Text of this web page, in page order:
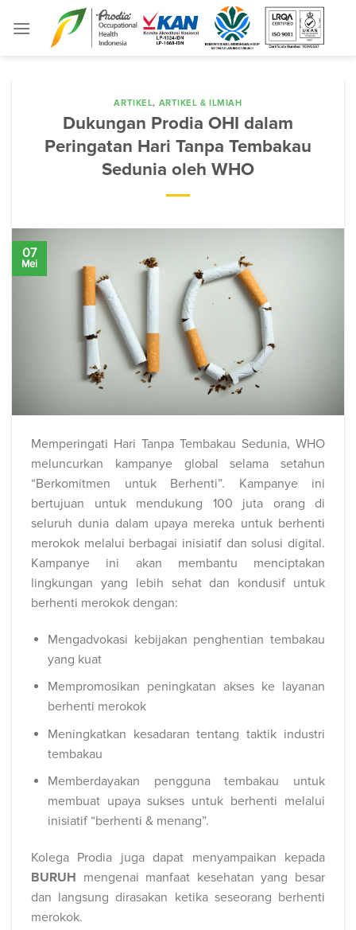
ARTIKEL, ARTIKEL & ILMIAH
Dukungan Prodia OHI dalam
Peringatan Hari Tanpa Tembakau
Sedunia oleh WHO
07
Mei
Memperingati Hari Tanpa Tembakau Sedunia, WHO
meluncurkan kampanye global selama setahun
“Berkomitmen untuk Berhenti”. Kampanye ini
bertujuan untuk mendukung 100 juta orang di
seluruh dunia dalam upaya mereka untuk berhenti
merokok melalui berbagai inisiatif dan solusi digital.
Kampanye ini akan membantu menciptakan
lingkungan yang lebih sehat dan kondusif untuk
berhenti merokok dengan:
Mengadvokasi kebijakan penghentian tembakau
yang kuat
Mempromosikan peningkatan akses ke layanan
berhenti merokok
Meningkatkan kesadaran tentang taktik industri
tembakau
Memberdayakan pengguna tembakau untuk
membuat upaya sukses untuk berhenti melalui
inisiatif “berhenti & menang”.
Kolega Prodia juga dapat menyampaikan kepada
BURUH mengenai manfaat kesehatan yang besar
dan langsung dirasakan ketika seseorang berhenti
merokok.